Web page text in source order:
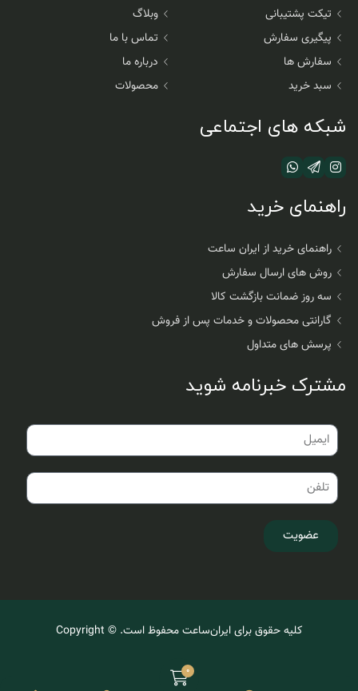
تیکت پشتیبانی
پیگیری سفارش
سفارش ها
سبد خرید
شبکه های اجتماعی
وبلاگ
تماس با ما
درباره ما
محصولات
راهنمای خرید
راهنمای خرید از ایران ساعت
روش های ارسال سفارش
سه روز ضمانت بازگشت کالا
گارانتی محصولات و خدمات پس از فروش
پرسش های متداول
مشترک خبرنامه شوید
عضویت
کلیه حقوق برای ایران‌ساعت محفوظ است. © Copyright